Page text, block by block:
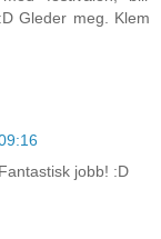
Gleder meg. Klem
jobb! :D